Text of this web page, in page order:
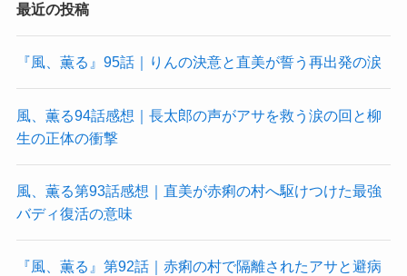
最近の投稿
『風、薫る』95話｜りんの決意と直美が誓う再出発の涙
風、薫る94話感想｜長太郎の声がアサを救う涙の回と柳
生の正体の衝撃
風、薫る第93話感想｜直美が赤痢の村へ駆けつけた最強
バディ復活の意味
『風、薫る』第92話｜赤痢の村で隔離されたアサと避病